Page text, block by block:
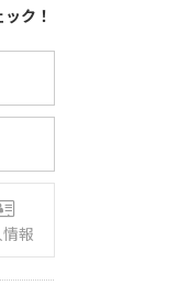
ク！
報